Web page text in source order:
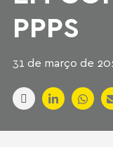
PPPS
31 de março de